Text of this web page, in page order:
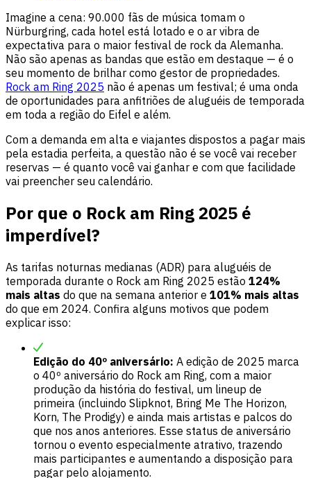
Imagine a cena: 90.000 fãs de música tomam o
Nürburgring, cada hotel está lotado e o ar vibra de
expectativa para o maior festival de rock da Alemanha.
Não são apenas as bandas que estão em destaque — é o
seu momento de brilhar como gestor de propriedades.
Rock am Ring 2025 não é apenas um festival; é uma onda
de oportunidades para anfitriões de aluguéis de temporada
em toda a região do Eifel e além.
Com a demanda em alta e viajantes dispostos a pagar mais
pela estadia perfeita, a questão não é se você vai receber
reservas — é quanto você vai ganhar e com que facilidade
vai preencher seu calendário.
Por que o Rock am Ring 2025 é
imperdível?
As tarifas noturnas medianas (ADR) para aluguéis de
temporada durante o Rock am Ring 2025 estão 124%
mais altas do que na semana anterior e 101% mais altas
do que em 2024. Confira alguns motivos que podem
explicar isso:
Edição do 40º aniversário: A edição de 2025 marca
o 40º aniversário do Rock am Ring, com a maior
produção da história do festival, um lineup de
primeira (incluindo Slipknot, Bring Me The Horizon,
Korn, The Prodigy) e ainda mais artistas e palcos do
que nos anos anteriores. Esse status de aniversário
tornou o evento especialmente atrativo, trazendo
mais participantes e aumentando a disposição para
pagar pelo alojamento.